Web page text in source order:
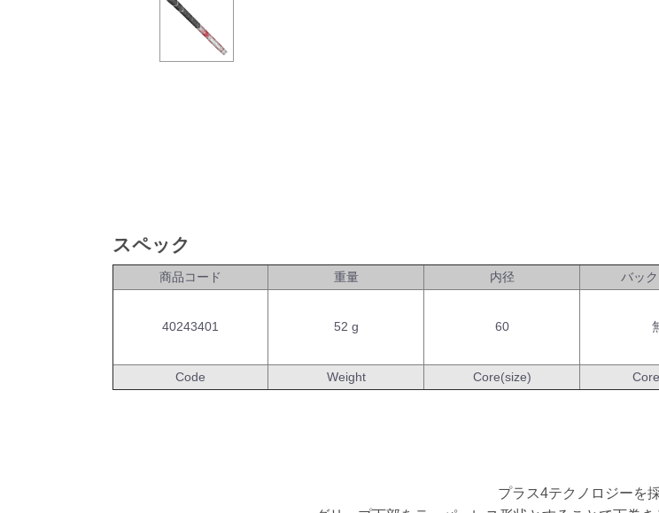
スペック
商品コード 重量 内径 バッ
40243401 52 g 60
Code
Weight Core(size)
プラス4テクノロジーを採